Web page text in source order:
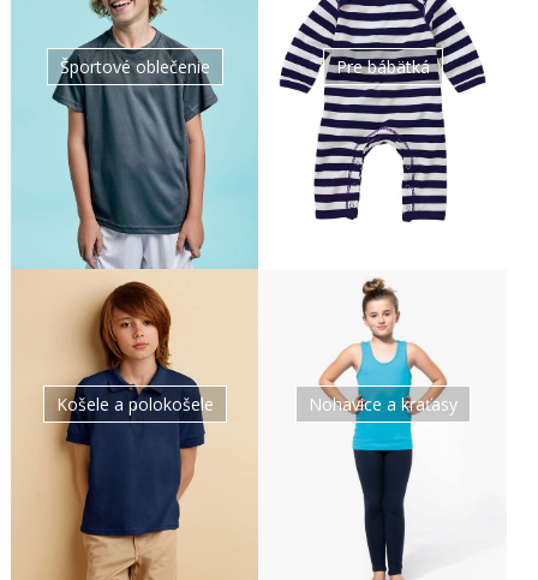
Športové oblečenie Pre bábätká
Košele a polokošele Nohavice a kraťasy